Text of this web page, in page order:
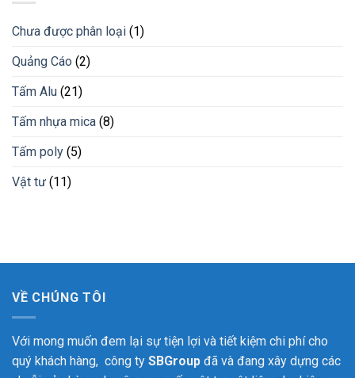
Chưa được phân loại (1)
Quảng Cáo (2)
Tấm Alu (21)
Tấm nhựa mica (8)
Tấm poly (5)
Vật tư (11)
VỀ CHÚNG TÔI
Với mong muốn đem lại sự tiện lợi và tiết kiệm chi phí cho
quý khách hàng, công ty SBGroup đã và đang xây dựng các